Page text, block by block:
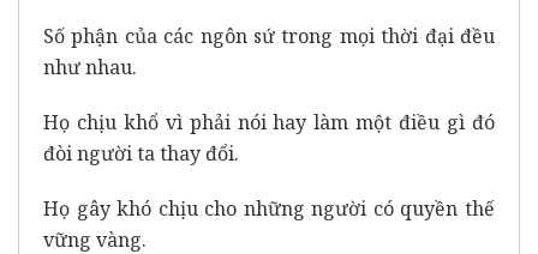
Số phận của các ngôn sứ trong mọi thời đại đều
như nhau.
Họ chịu khổ vì phải nói hay làm một điều gì đó
đòi người ta thay đổi.
Họ gây khó chịu cho những người có quyền thế
vững vàng.